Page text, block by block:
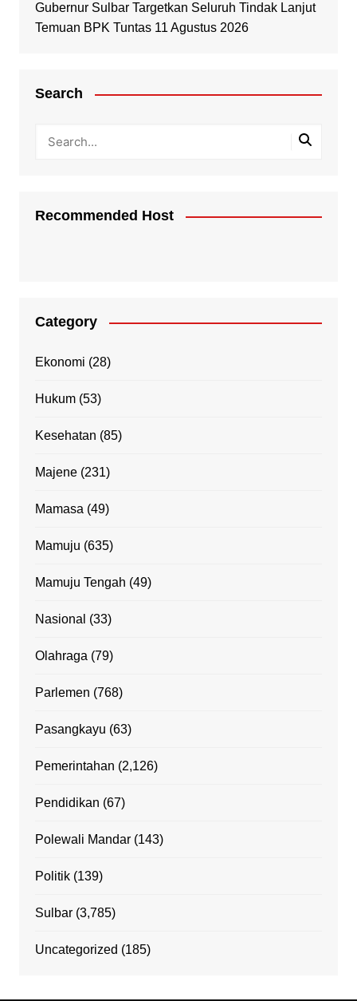
Gubernur Sulbar Targetkan Seluruh Tindak Lanjut
Temuan BPK Tuntas 11 Agustus 2026
Search
Recommended Host
Category
Ekonomi (28)
Hukum(53)
Kesehatan (85)
Majene(231)
Mamasa (49)
Mamuju (635)
Mamuju Tengah (49)
Nasional (33)
Olahraga (79)
Parlemen (768)
Pasangkayu (63)
Pemerintahan (2,126)
Pendidikan (67)
Polewali Mandar(143)
Politik(139)
Sulbar(3,785)
Uncategorized (185)